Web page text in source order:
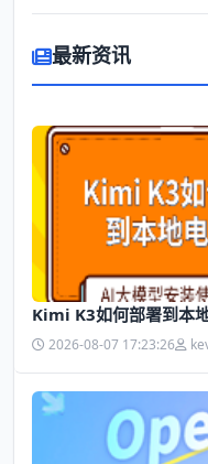
最新资讯
Kimi K3如何部署到本
2026-08-07 17:23:26